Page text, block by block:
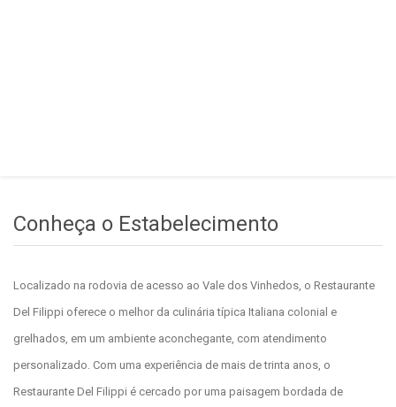
Conheça o Estabelecimento
Localizado na rodovia de acesso ao Vale dos Vinhedos, o Restaurante
Del Filippi oferece o melhor da culinária típica Italiana colonial e
grelhados, em um ambiente aconchegante, com atendimento
personalizado. Com uma experiência de mais de trinta anos, o
Restaurante Del Filippi é cercado por uma paisagem bordada de